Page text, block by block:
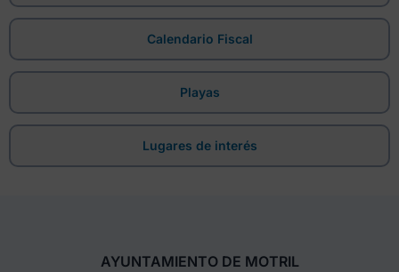
Calendario Fiscal
Playas
Lugares de interés
AYUNTAMIENTO DE MOTRIL